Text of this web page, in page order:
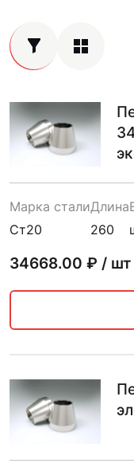
Марка стали
Ст20
Длина
260
34668.00 ₽ / шт